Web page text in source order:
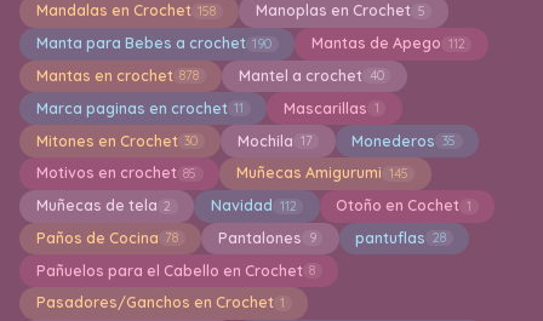
Mandalas en Crochet 158 Manoplas en Crochet 5
Manta para Bebes a crochet 190 Mantas de Apego 112
Mantas en crochet 878 Mantel a crochet 40
Marca paginas en crochet 11 Mascarillas 1
Mitones en Crochet 30 Mochila 17 Monederos 35
Motivos en crochet 85 Muñecas Amigurumi 145
Muñecas de tela 2 Navidad 112 Otoño en Cochet 1
Paños de Cocina 78 Pantalones 9 pantuflas 28
Pañuelos para el Cabello en Crochet 8
Pasadores/Ganchos en Crochet 1